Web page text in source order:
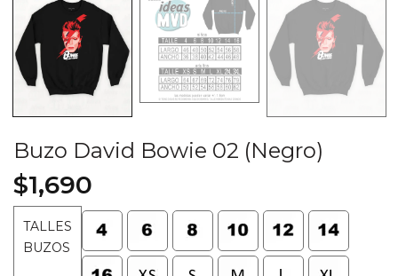
Buzo David Bowie 02 (Negro)
$1,690
TALLES
BUZOS